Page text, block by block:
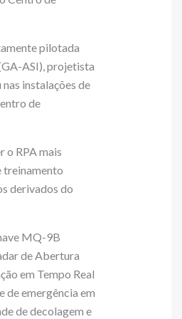
pilotada
ASI), projetista
instalações de
de
o RPA mais
treinamento
derivados do
MQ-9B
de Abertura
em Tempo Real
de emergência em
de decolagem e